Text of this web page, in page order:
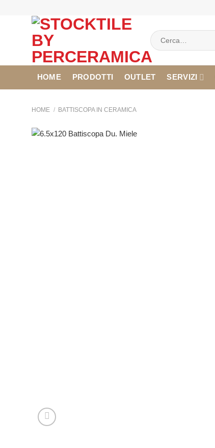
Cerca:
HOME PRODOTTI OUTLET SERVIZI
HOME / BATTISCOPA IN CERAMICA